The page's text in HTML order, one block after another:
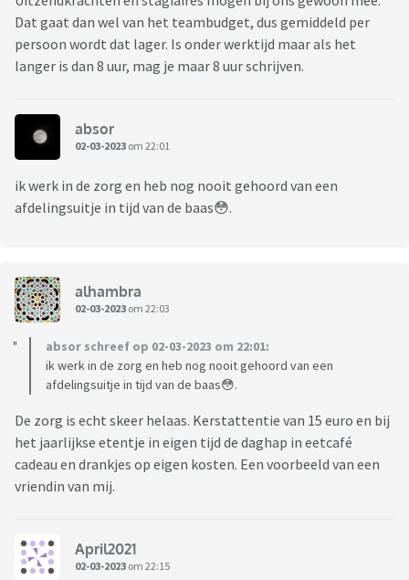
Dat gaat dan wel van het teambudget, dus gemiddeld per
persoon wordt dat lager. Is onder werktijd maar als het
langer is dan 8 uur, mag je maar 8 uur schrijven.
absor
02-03-2023 om 22:01
ik werk in de zorg en heb nog nooit gehoord van een
afdelingsuitje in tijd van de baas😳.
alhambra
02-03-2023 om 22:03
absor schreef op 02-03-2023 om 22:01:
ik werk in de zorg en heb nog nooit gehoord van een
afdelingsuitje in tijd van de baas😳.
De zorg is echt skeer helaas. Kerstattentie van 15 euro en bij
het jaarlijkse etentje in eigen tijd de daghap in eetcafé
cadeau en drankjes op eigen kosten. Een voorbeeld van een
vriendin van mij.
April2021
02-03-2023 om 22:15